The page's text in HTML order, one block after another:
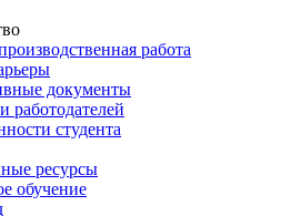
работа
документы
работодателей
студента
ресурсы
обучение